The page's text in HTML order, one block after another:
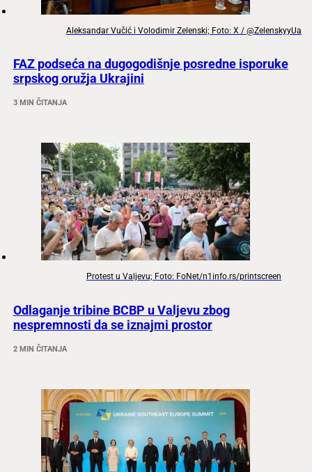
Aleksandar Vučić i Volodimir Zelenski; Foto: X / @ZelenskyyUa
FAZ podseća na dugogodišnje posredne isporuke
srpskog oružja Ukrajini
3 MIN ČITANJA
Protest u Valjevu; Foto: FoNet/n1info.rs/printscreen
Odlaganje tribine BCBP u Valjevu zbog
nespremnosti da se iznajmi prostor
2 MIN ČITANJA